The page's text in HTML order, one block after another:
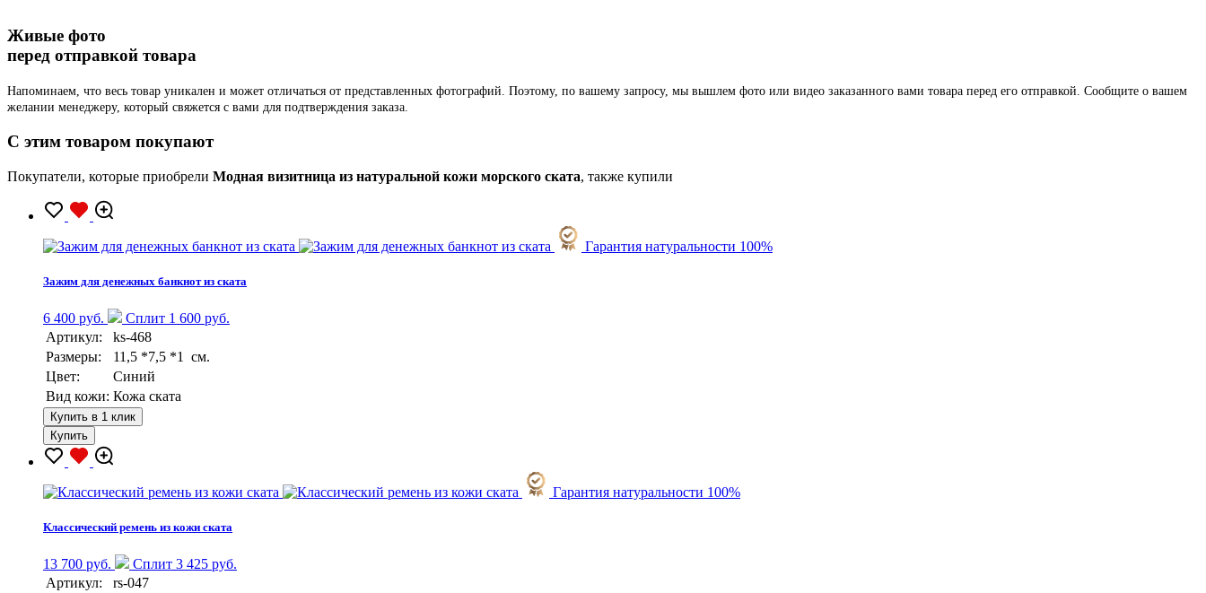
Живые фото
перед отправкой товара
Напоминаем, что весь товар уникален и может отличаться от представленных фотографий. Поэтому, по вашему запросу, мы вышлем фото или видео заказанного вами товара перед его отправкой. Сообщите о вашем
желании менеджеру, который свяжется с вами для подтверждения заказа.
C этим товаром покупают
Покупатели, которые приобрели Модная визитница из натуральной кожи морского ската, также купили
Гарантия натуральности 100%
Зажим для денежных банкнот из ската
6 400 руб.
Сплит 1 600 руб.
Артикул:
ks-468
Размеры:
11,5 *7,5 *1 см.
Цвет:
Синий
Вид кожи: Кожа ската
Купить в 1 клик
Купить
Гарантия натуральности 100%
Классический ремень из кожи ската
13 700 руб.
Сплит 3 425 руб.
Артикул:
rs-047